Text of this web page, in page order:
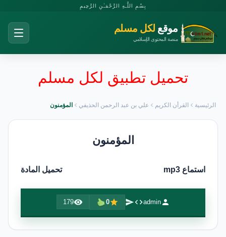
بِسْمِ اللَّـهِ الرَّحْمَـٰنِ الرَّحِيمِ
موقع لكل مسلم
منصة المحتوى الإسلامي
تحميل تطبيق لكل مسلم
الرئيسية القرأن الكريم علي بن عبد الرحمن الحذيفي المؤمنون
المؤمنون
استماع mp3 تحميل المادة
admin
0
179